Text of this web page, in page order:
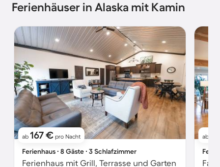
Ferienhäuser in Alaska mit Kamin
ab 167 € pro Nacht
Ferienhaus ∙ 8 Gäste ∙ 3 Schlafzimmer
Ferienhaus mit Grill, Terrasse und Garten
ab